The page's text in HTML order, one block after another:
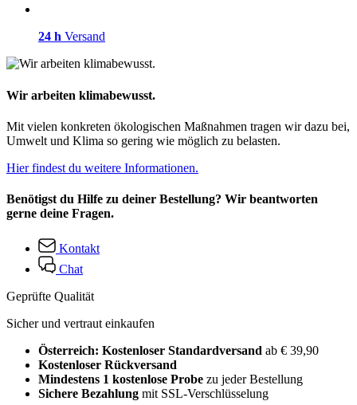
24 h Versand
Wir arbeiten klimabewusst.
Mit vielen konkreten ökologischen Maßnahmen tragen wir dazu bei,
Umwelt und Klima so gering wie möglich zu belasten.
Hier findest du weitere Informationen.
Benötigst du Hilfe zu deiner Bestellung? Wir beantworten
gerne deine Fragen.
Kontakt
Chat
Geprüfte Qualität
Sicher und vertraut einkaufen
Österreich: Kostenloser Standardversand ab € 39,90
Kostenloser Rückversand
Mindestens 1 kostenlose Probe zu jeder Bestellung
Sichere Bezahlung mit SSL-Verschlüsselung